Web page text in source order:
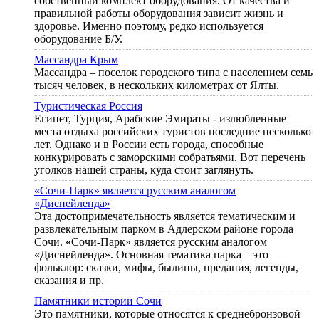
правильной работы оборудования зависит жизнь и
здоровье. Именно поэтому, редко используется
оборудование Б/У.
Массандра Крым
Массандра – поселок городского типа с населением семь
тысяч человек, в нескольких километрах от Ялты.
Туристическая Россия
Египет, Турция, Арабские Эмираты - излюбленные
места отдыха российских туристов последние несколько
лет. Однако и в России есть города, способные
конкурировать с заморскими собратьями. Вот перечень
уголков нашей страны, куда стоит заглянуть.
«Сочи-Парк» является русским аналогом
«Диснейленда»
Эта достопримечательность является тематическим и
развлекательным парком в Адлерском районе города
Сочи. «Сочи-Парк» является русским аналогом
«Диснейленда». Основная тематика парка – это
фольклор: сказки, мифы, былины, предания, легенды,
сказания и пр.
Памятники истории Сочи
Это памятники, которые относятся к среднебронзовой